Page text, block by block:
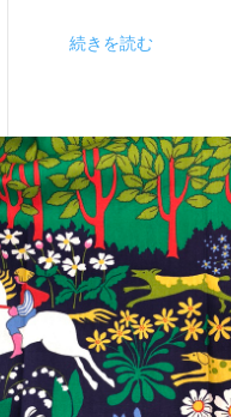
続きを読む